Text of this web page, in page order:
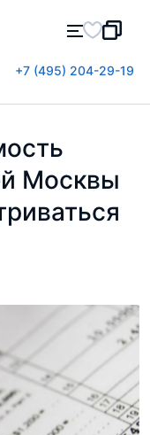
+7 (495) 204-29-19
Москвы